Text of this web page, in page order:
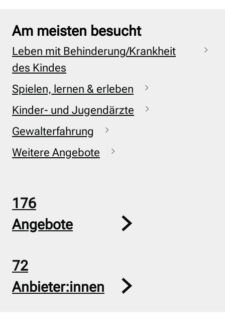
Am meisten besucht
Leben mit Behinderung/Krankheit
des Kindes
Spielen, lernen & erleben
Kinder- und Jugendärzte
Gewalterfahrung
Weitere Angebote
176
Angebote
72
Anbieter:innen